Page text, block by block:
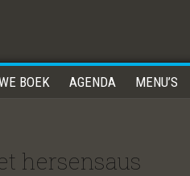
BOEK AGENDA MENU’S
hersensaus